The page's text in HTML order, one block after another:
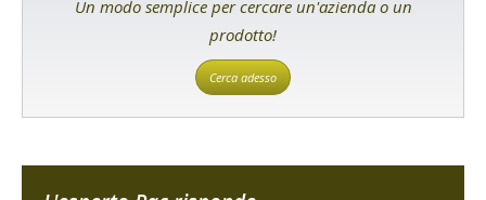
Un modo semplice per cercare un'azienda o un
prodotto!
Cerca adesso